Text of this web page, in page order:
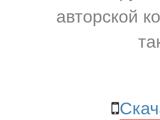
авторской